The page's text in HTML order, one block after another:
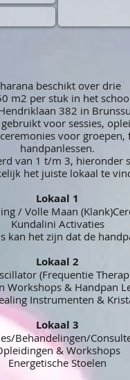
beschikt over drie
m2 per stuk in het
382 in
voor sessies,
voor groepen,
handpanlessen.
van 1 t/m 3, hieronder
het juiste lokaal te
Lokaal 1
/ Volle Maan
Kundalini Activaties
kan het zijn dat de
Lokaal 2
(Frequentie
Workshops & Handpan
Instrumenten &
Lokaal 3
Behandelingen/
& Workshops
Energetische Stoelen